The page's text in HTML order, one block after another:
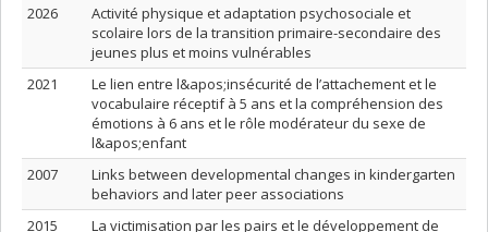
2026
Activité physique et adaptation psychosociale et
scolaire lors de la transition primaire-secondaire des
jeunes plus et moins vulnérables
2021
Le lien entre l&apos;insécurité de l’attachement et le
vocabulaire réceptif à 5 ans et la compréhension des
émotions à 6 ans et le rôle modérateur du sexe de
l&apos;enfant
2007
Links between developmental changes in kindergarten
behaviors and later peer associations
2015
La victimisation par les pairs et le développement de